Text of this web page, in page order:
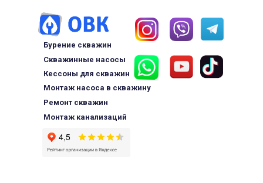
Бурение скважин
Скважинные насосы
Кессоны для скважин
Ремонт скважин
Монтаж насоса в скважину
Монтаж канализаций